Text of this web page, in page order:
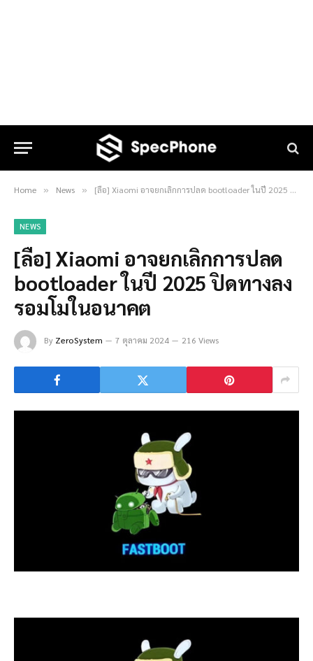
Home » News » [ลือ] Xiaomi อาจยกเลิกการปลด bootloader ในปี 2025 ปิดทางลงรอมโมในอนาคต
NEWS
[ลือ] Xiaomi อาจยกเลิกการปลด
bootloader ในปี 2025 ปิดทางลง
รอมโมในอนาคต
By ZeroSystem 7 ตุลาคม 2024 216 Views